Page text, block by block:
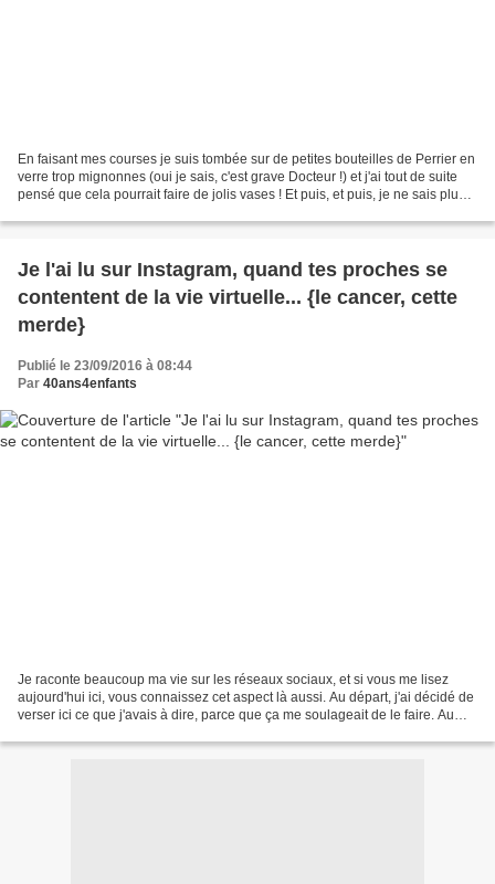
En faisant mes courses je suis tombée sur de petites bouteilles de Perrier en
verre trop mignonnes (oui je sais, c'est grave Docteur !) et j'ai tout de suite
pensé que cela pourrait faire de jolis vases ! Et puis, et puis, je ne sais plus
Je l'ai lu sur Instagram, quand tes proches se
contentent de la vie virtuelle... {le cancer, cette
merde}
Publié le 23/09/2016 à 08:44
Par 40ans4enfants
Je raconte beaucoup ma vie sur les réseaux sociaux, et si vous me lisez
aujourd'hui ici, vous connaissez cet aspect là aussi. Au départ, j'ai décidé de
verser ici ce que j'avais à dire, parce que ça me soulageait de le faire. Au